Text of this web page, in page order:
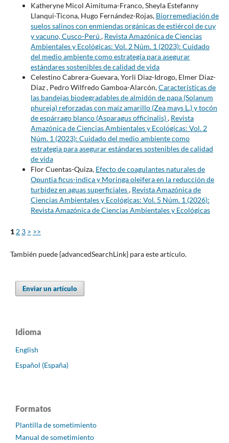
Katheryne Micol Aimituma-Franco, Sheyla Estefanny
Llanqui-Ticona, Hugo Fernández-Rojas, Biorremediación de
suelos salinos con enmiendas orgánicas de estiércol de cuy
y vacuno, Cusco-Perú , Revista Amazónica de Ciencias
Ambientales y Ecológicas: Vol. 2 Núm. 1 (2023): Cuidado
del medio ambiente como estrategia para asegurar
estándares sostenibles de calidad de vida
Celestino Cabrera-Guevara, Yorli Diaz-Idrogo, Elmer Diaz-
Diaz , Pedro Wilfredo Gamboa-Alarcón,Características de
las bandejas biodegradables de almidón de papa (Solanum
phureja) reforzadas con maíz amarillo (Zea mays L.) y tocón
de espárrago blanco (Asparagus officinalis), Revista
Amazónica de Ciencias Ambientales y Ecológicas: Vol. 2
Núm. 1 (2023): Cuidado del medio ambiente como
estrategia para asegurar estándares sostenibles de calidad
de vida
Flor Cuentas-Quiza, Efecto de coagulantes naturales de
Opuntia ficus-indica y Moringa oleifera en la reducción de
turbidez en aguas superficiales, Revista Amazónica de
Ciencias Ambientales y Ecológicas: Vol. 5 Núm. 1 (2026):
Revista Amazónica de Ciencias Ambientales y Ecológicas
1 2 3 > >>
También puede {advancedSearchLink} para este artículo.
Enviar un artículo
Idioma
English
Español (España)
Formatos
Plantilla de sometimiento
Manual de sometimiento